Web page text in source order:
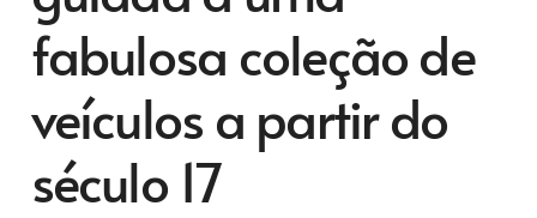
fabulosa coleção de
veículos a partir do
século 17